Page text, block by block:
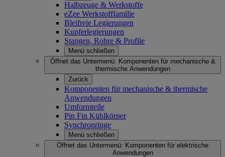
Halbzeuge & Werkstoffe
eZee Werkstofffamilie
Bleifreie Legierungen
Kupferlegierungen
Stangen, Rohre & Profile
Menü schließen
Öffnet das Untermenü: Komponenten für mechanische &
thermische Anwendungen
Zurück
Komponenten für mechanische & thermische
Anwendungen
Umformteile
Pin Fin Kühlkörper
Synchronringe
Menü schließen
Öffnet das Untermenü: Komponenten für elektrische
Anwendungen